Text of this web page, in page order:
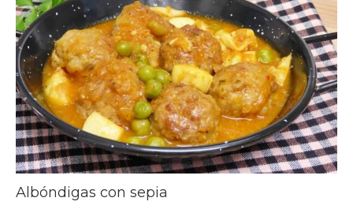
Albóndigas con sepia